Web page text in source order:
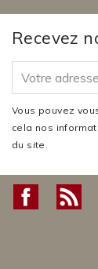
Recevez
Vous pouvez
cela nos
du site.
Facebook